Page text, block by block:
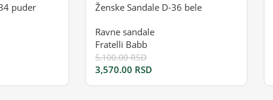
puder Ženske Sandale D-36 bele
Ravne sandale
Fratelli Babb
5,100.00RSD
3,570.00 RSD